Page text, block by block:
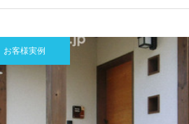
お客様実例